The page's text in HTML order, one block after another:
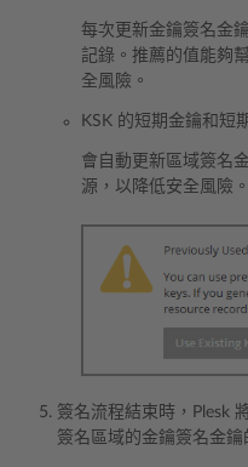
每次更新金鑰簽名金
記錄。推薦的值能夠
全風險。
KSK 的短期金鑰和短
會自動更新區域簽名
源，以降低安全風險。
簽名流程結束時，Plesk
簽名區域的金鑰簽名金鑰